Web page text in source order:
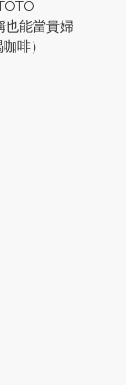
能當貴婦
啡）